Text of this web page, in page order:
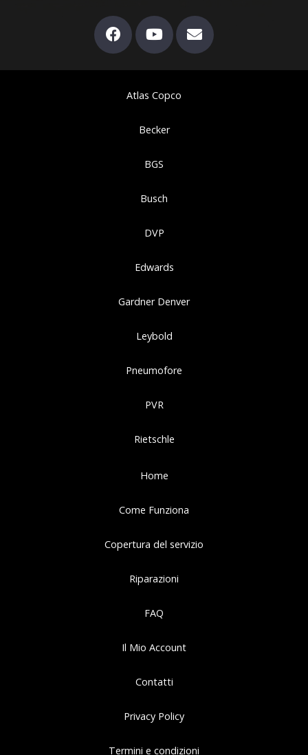
Atlas Copco
Becker
BGS
Busch
DVP
Edwards
Gardner Denver
Leybold
Pneumofore
PVR
Rietschle
Home
Come Funziona
Copertura del servizio
Riparazioni
FAQ
Il Mio Account
Contatti
Privacy Policy
Termini e condizioni